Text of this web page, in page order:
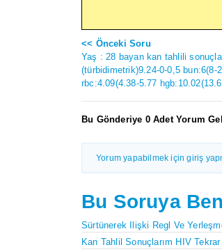
<< Önceki Soru
Yaş : 28 bayan kan tahlili
(türbidimetrik)9.24-0-0,5 bun:6(8-
rbc:4.09(4.38-5.77
Bu Gönderiye 0 Adet Yorum
Yorum yapabilmek için giriş
Bu Soruya
Sürtünerek Ilişki Regl Ve
Kan Tahlil Sonuçlarım HIV